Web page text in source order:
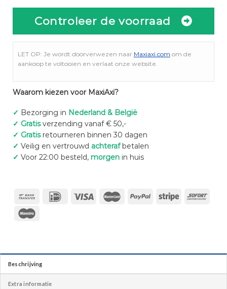
Controleer de voorraad
LET OP: Je wordt doorverwezen naar Maxiaxi.com om de
aankoop te voltooien en verlaat onze website.
Waarom kiezen voor MaxiAxi?
✓ Bezorging in Nederland & België
✓ Gratisverzending vanaf € 50,-
✓ Gratisretourneren binnen 30 dagen
✓ Veilig en vertrouwd achterafbetalen
✓ Voor 22:00 besteld, morgenin huis
Beschrijving
Extra informatie